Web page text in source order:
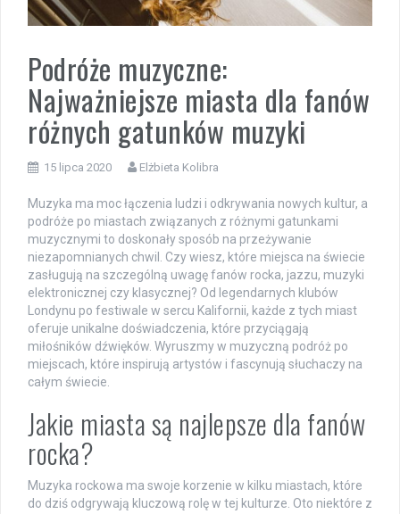
Podróże muzyczne:
Najważniejsze miasta dla fanów
różnych gatunków muzyki
15 lipca 2020 Elżbieta Kolibra
Muzyka ma moc łączenia ludzi i odkrywania nowych kultur, a
podróże po miastach związanych z różnymi gatunkami
muzycznymi to doskonały sposób na przeżywanie
niezapomnianych chwil. Czy wiesz, które miejsca na świecie
zasługują na szczególną uwagę fanów rocka, jazzu, muzyki
elektronicznej czy klasycznej? Od legendarnych klubów
Londynu po festiwale w sercu Kalifornii, każde z tych miast
oferuje unikalne doświadczenia, które przyciągają
miłośników dźwięków. Wyruszmy w muzyczną podróż po
miejscach, które inspirują artystów i fascynują słuchaczy na
całym świecie.
Jakie miasta są najlepsze dla fanów
rocka?
Muzyka rockowa ma swoje korzenie w kilku miastach, które
do dziś odgrywają kluczową rolę w tej kulturze. Oto niektóre z